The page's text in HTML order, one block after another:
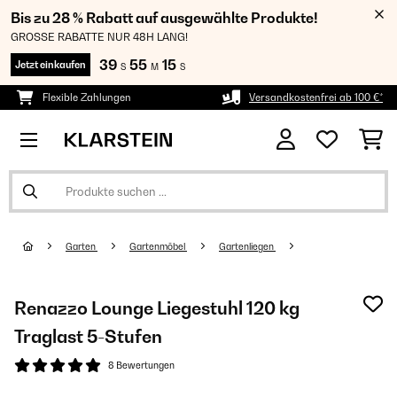
Bis zu 28 % Rabatt auf ausgewählte Produkte!
GROSSE RABATTE NUR 48H LANG!
Jetzt einkaufen 39 S 55 M 15 S
Flexible Zahlungen Versandkostenfrei ab 100 €*
Garten Gartenmöbel Gartenliegen
Renazzo Lounge Liegestuhl 120 kg
Traglast 5-Stufen
8 Bewertungen